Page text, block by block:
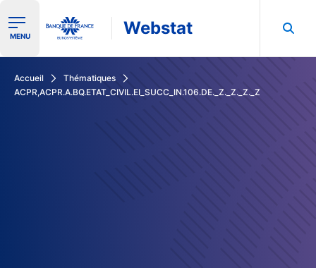
Ouvrir le menu de navigation
MENU Webstat
Accueil
Thématiques
ACPR,ACPR.A.BQ.ETAT_CIVIL.EI_SUCC_IN.106.DE._Z._Z._Z._Z